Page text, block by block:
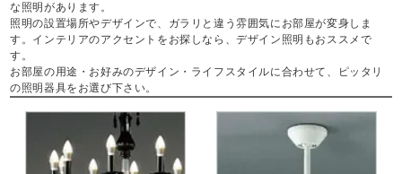
な照明があります。
照明の設置場所やデザインで、ガラリと違う雰囲気にお部屋が変身しま
す。インテリアのアクセントをお探しなら、デザイン照明もおススメで
す。
お部屋の用途・お好みのデザイン・ライフスタイルに合わせて、ピッタリ
の照明器具をお選び下さい。